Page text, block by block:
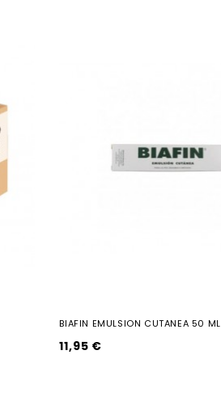
BIAFIN EMULSION CUTANEA 50 ML
11,95 €